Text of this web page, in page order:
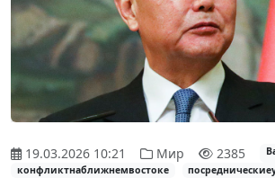
19.03.2026 10:21 Мир 2385
конфликтнаближнемвостоке